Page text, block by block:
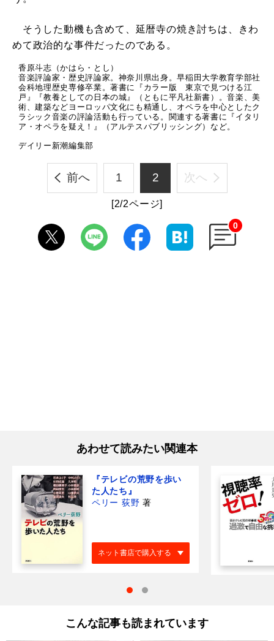
そうした動機も含めて、延暦寺の焼き討ちは、きわ
めて政治的な事件だったのである。
香原斗志（かはら・とし）
音楽評論家・歴史評論家。神奈川県出身。早稲田大学教育学部社
会科地理歴史専修卒業。著書に『カラー版 東京で見つける江
戸』『教養としての日本の城』（ともに平凡社新書）。音楽、美
術、建築などヨーロッパ文化にも精通し、オペラを中心としたク
ラシック音楽の評論活動も行っている。関連する著書に『イタリ
ア・オペラを疑え！』（アルテスパブリッシング）など。
デイリー新潮編集部
前へ 1 2 次へ
[2/2ページ]
0
あわせて読みたい関連本
『テレビの荒野を歩い
た人たち』
ペリー 荻野 著
ネット書店で購入する
こんな記事も読まれています